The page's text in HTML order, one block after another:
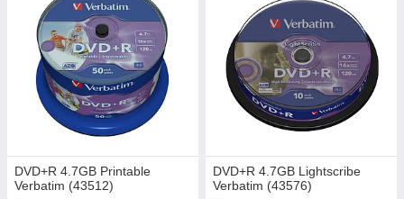
DVD+R 4.7GB Printable
Verbatim (43512)
DVD+R 4.7GB Lightscribe
Verbatim (43576)